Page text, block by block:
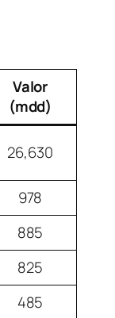
Valor
(mdd)
26,630
978
885
825
485